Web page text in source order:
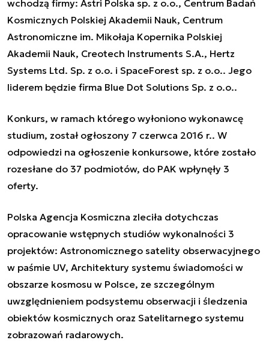
wchodzą firmy: Astri Polska sp. z o.o., Centrum Badań
Kosmicznych Polskiej Akademii Nauk, Centrum
Astronomiczne im. Mikołaja Kopernika Polskiej
Akademii Nauk, Creotech Instruments S.A., Hertz
Systems Ltd. Sp. z o.o. i SpaceForest sp. z o.o.. Jego
liderem będzie firma Blue Dot Solutions Sp. z o.o..
Konkurs, w ramach którego wyłoniono wykonawcę
studium, został ogłoszony 7 czerwca 2016 r.. W
odpowiedzi na ogłoszenie konkursowe, które zostało
rozesłane do 37 podmiotów, do PAK wpłynęły 3
oferty.
Polska Agencja Kosmiczna zleciła dotychczas
opracowanie wstępnych studiów wykonalności 3
projektów: Astronomicznego satelity obserwacyjnego
w paśmie UV, Architektury systemu świadomości w
obszarze kosmosu w Polsce, ze szczególnym
uwzględnieniem podsystemu obserwacji i śledzenia
obiektów kosmicznych oraz Satelitarnego systemu
zobrazowań radarowych.